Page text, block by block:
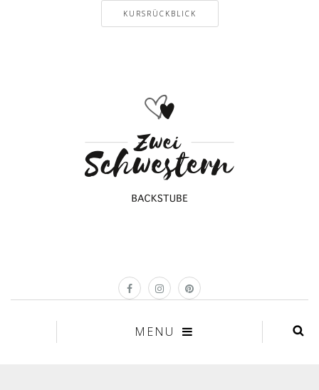
KURSRÜCKBLICK
MENU